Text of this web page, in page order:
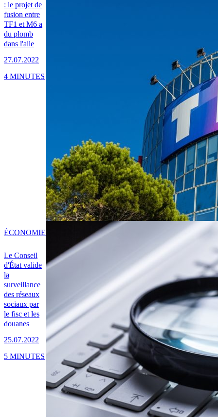
: le projet de
fusion entre
TF1 et M6 a
du plomb
dans l'aile
27.07.2022
4 MINUTES
Le Conseil
d'État valide
la
surveillance
des réseaux
sociaux par
le fisc et les
douanes
25.07.2022
ÉCONOMIE
5 MINUTES